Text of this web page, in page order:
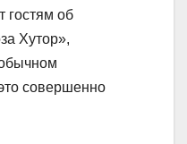
гостям об
Хутор»,
совершенно